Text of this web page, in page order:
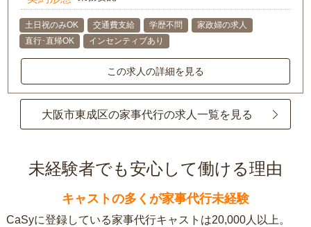
土日祝のみOK 交通費支給 学歴不問
家政婦の求人
直行･直帰OK
インセンティブあり
この求人の詳細を見る
大阪市東成区の家事代行の求人一覧を見る
未経験者でも安心して働ける理由
キャストの多くが家事代行未経験
CaSyに登録している家事代行キャストは20,000人以上。